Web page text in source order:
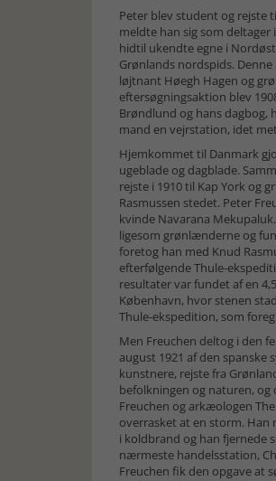
Peter blev student og rejste
meldte han sig som
hidtil ukendte egne i
Grønlands nordspids.
løjtnant Høegh Hagen og
eftersøgningsaktion blev
Brøndlund og hans dagbog,
mand en vejrstation, idet
Hjemkommet til Danmark
ugeblade og dagblade.
rejste i 1910 til Kap York og
Rasmussen stedet. Peter
kvinde Navarana
ligesom grønlænderne og
foretog han med Knud
efterfølgende Thule-
resultater var fundet af en
København, hvor stenen
Thule-ekspedition, som
Men Freuchen deltog i den
august 1921 af den spanske
kunstnere, rejste fra
befolkningen og naturen,
Freuchen og arkæologen
overrasket at en storm.
i koldbrand og han fjernede
nærmeste handelsstation,
Freuchen fik den opgave at